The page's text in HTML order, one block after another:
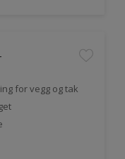
for vegg og tak